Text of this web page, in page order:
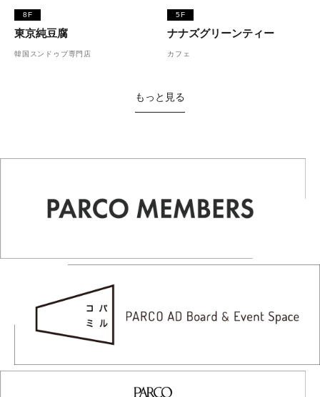
8F
東京純豆腐
韓国スンドゥブ専門店
5F
ナナズグリーンティー
カフェ
もっと見る